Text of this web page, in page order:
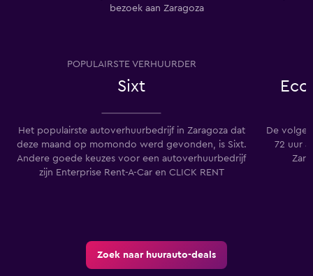
bezoek aan Zaragoza
POPULAIRSTE VERHUURDER
Sixt
Het populairste autoverhuurbedrijf in Zaragoza dat
deze maand op momondo werd gevonden, is Sixt.
Andere goede keuzes voor een autoverhuurbedrijf
zijn Enterprise Rent-A-Car en CLICK RENT
De
72 uur
Zoek naar huurauto-deals